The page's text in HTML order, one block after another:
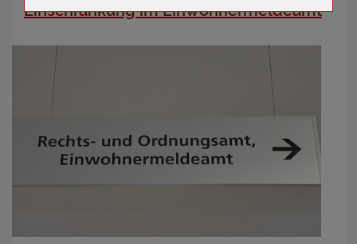
Einschränkung im Einwohnermeldeamt
OpenStreetMaps gesetzt werden